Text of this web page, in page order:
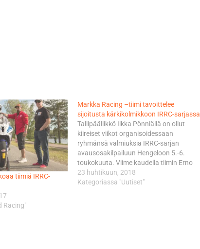
tiimiä IRRC-
Racing"
Markka Racing –tiimi tavoittelee
sijoitusta kärkikolmikkoon IRRC-sarjassa
Tallipäällikkö Ilkka Pönniällä on ollut
kiireiset viikot organisoidessaan
ryhmänsä valmiuksia IRRC-sarjan
avausosakilpailuun Hengeloon 5.-6.
toukokuuta. Viime kaudella tiimin Erno
Kostamo oli Superbike-luokassa
loppupisteissä neljäs ja Juha Kallion
23 huhtikuun, 2018
Kategoriassa "Uutiset"